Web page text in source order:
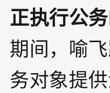
正执行公
期间，喻
务对象提